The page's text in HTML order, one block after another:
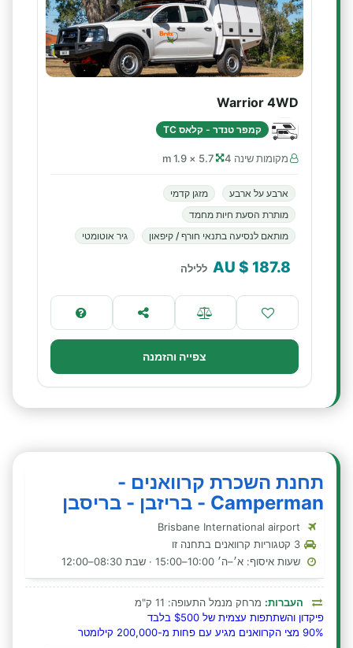
Warrior 4WD
קמפר טנדר - קלאס TC
מקומות שינה 4 5.7 × 1.9 m
ארבע על ארבע
מזגן קדמי
מותרת הסעת חיות מחמד
מותאם לנסיעה בתנאי חורף / קיפאון
גיר אוטומטי
187.8
$ AU ללילה
צפייה והזמנה
תחנת השכרת קרוואנים -
Camperman - בריזבן - בריסבן
שעות איסוף: א׳–ה׳ 10:00–15:00 · שבת 08:30–12:00
העברות: מרחק מנמל התעופה: 11 ק"מ
פיקדון והשתתפות עצמית של $500 בלבד
90% מצי הקרוואנים מגיע עם פחות מ-200,000 קילומטר